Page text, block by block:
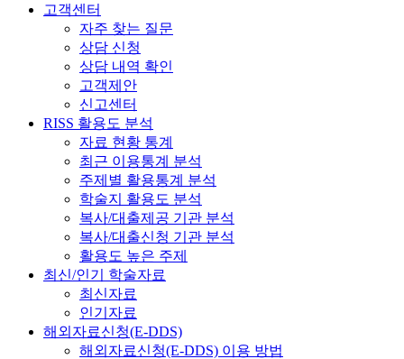
고객센터
자주 찾는 질문
상담 신청
상담 내역 확인
고객제안
신고센터
RISS 활용도 분석
자료 현황 통계
최근 이용통계 분석
주제별 활용통계 분석
학술지 활용도 분석
복사/대출제공 기관 분석
복사/대출신청 기관 분석
활용도 높은 주제
최신/인기 학술자료
최신자료
인기자료
해외자료신청(E-DDS)
해외자료신청(E-DDS) 이용 방법